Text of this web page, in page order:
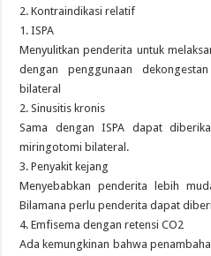
2. Kontraindikasi relatif
1. ISPA
Menyulitkan penderita untuk
dengan penggunaan
bilateral
2. Sinusitis kronis
Sama dengan ISPA dapat
miringotomi bilateral.
3. Penyakit kejang
Menyebabkan penderita lebih
Bilamana perlu penderita dapat
4. Emfisema dengan retensi CO2
Ada kemungkinan bahwa